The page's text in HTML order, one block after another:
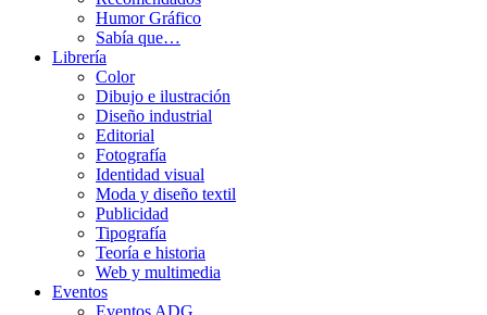
Humor Gráfico
Sabía que…
Librería
Color
Dibujo e ilustración
Diseño industrial
Editorial
Fotografía
Identidad visual
Moda y diseño textil
Publicidad
Tipografía
Teoría e historia
Web y multimedia
Eventos
Eventos ADG